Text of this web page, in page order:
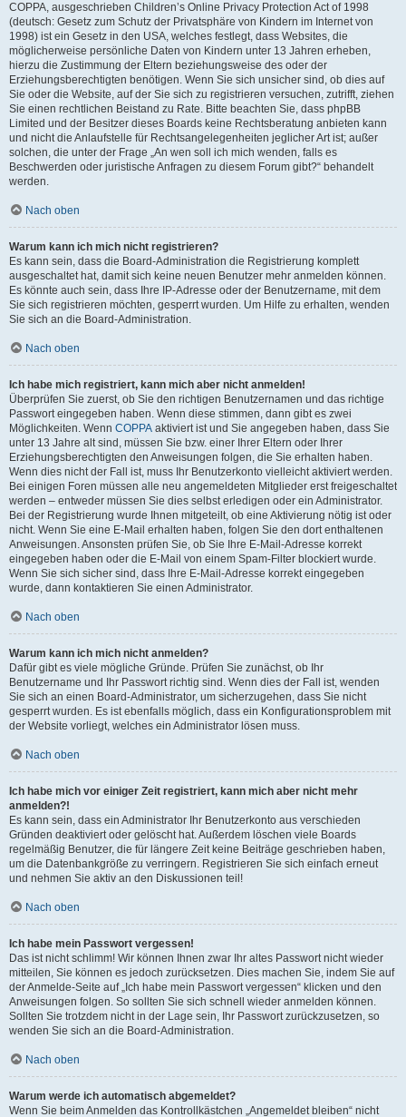
COPPA, ausgeschrieben Children’s Online Privacy Protection Act of 1998
(deutsch: Gesetz zum Schutz der Privatsphäre von Kindern im Internet von
1998) ist ein Gesetz in den USA, welches festlegt, dass Websites, die
möglicherweise persönliche Daten von Kindern unter 13 Jahren erheben,
hierzu die Zustimmung der Eltern beziehungsweise des oder der
Erziehungsberechtigten benötigen. Wenn Sie sich unsicher sind, ob dies auf
Sie oder die Website, auf der Sie sich zu registrieren versuchen, zutrifft, ziehen
Sie einen rechtlichen Beistand zu Rate. Bitte beachten Sie, dass phpBB
Limited und der Besitzer dieses Boards keine Rechtsberatung anbieten kann
und nicht die Anlaufstelle für Rechtsangelegenheiten jeglicher Art ist; außer
solchen, die unter der Frage „An wen soll ich mich wenden, falls es
Beschwerden oder juristische Anfragen zu diesem Forum gibt?“ behandelt
werden.
Nach oben
Warum kann ich mich nicht registrieren?
Es kann sein, dass die Board-Administration die Registrierung komplett
ausgeschaltet hat, damit sich keine neuen Benutzer mehr anmelden können.
Es könnte auch sein, dass Ihre IP-Adresse oder der Benutzername, mit dem
Sie sich registrieren möchten, gesperrt wurden. Um Hilfe zu erhalten, wenden
Sie sich an die Board-Administration.
Nach oben
Ich habe mich registriert, kann mich aber nicht anmelden!
Überprüfen Sie zuerst, ob Sie den richtigen Benutzernamen und das richtige
Passwort eingegeben haben. Wenn diese stimmen, dann gibt es zwei
Möglichkeiten. Wenn COPPA aktiviert ist und Sie angegeben haben, dass Sie
unter 13 Jahre alt sind, müssen Sie bzw. einer Ihrer Eltern oder Ihrer
Erziehungsberechtigten den Anweisungen folgen, die Sie erhalten haben.
Wenn dies nicht der Fall ist, muss Ihr Benutzerkonto vielleicht aktiviert werden.
Bei einigen Foren müssen alle neu angemeldeten Mitglieder erst freigeschaltet
werden – entweder müssen Sie dies selbst erledigen oder ein Administrator.
Bei der Registrierung wurde Ihnen mitgeteilt, ob eine Aktivierung nötig ist oder
nicht. Wenn Sie eine E-Mail erhalten haben, folgen Sie den dort enthaltenen
Anweisungen. Ansonsten prüfen Sie, ob Sie Ihre E-Mail-Adresse korrekt
eingegeben haben oder die E-Mail von einem Spam-Filter blockiert wurde.
Wenn Sie sich sicher sind, dass Ihre E-Mail-Adresse korrekt eingegeben
wurde, dann kontaktieren Sie einen Administrator.
Nach oben
Warum kann ich mich nicht anmelden?
Dafür gibt es viele mögliche Gründe. Prüfen Sie zunächst, ob Ihr
Benutzername und Ihr Passwort richtig sind. Wenn dies der Fall ist, wenden
Sie sich an einen Board-Administrator, um sicherzugehen, dass Sie nicht
gesperrt wurden. Es ist ebenfalls möglich, dass ein Konfigurationsproblem mit
der Website vorliegt, welches ein Administrator lösen muss.
Nach oben
Ich habe mich vor einiger Zeit registriert, kann mich aber nicht mehr
anmelden?!
Es kann sein, dass ein Administrator Ihr Benutzerkonto aus verschieden
Gründen deaktiviert oder gelöscht hat. Außerdem löschen viele Boards
regelmäßig Benutzer, die für längere Zeit keine Beiträge geschrieben haben,
um die Datenbankgröße zu verringern. Registrieren Sie sich einfach erneut
und nehmen Sie aktiv an den Diskussionen teil!
Nach oben
Ich habe mein Passwort vergessen!
Das ist nicht schlimm! Wir können Ihnen zwar Ihr altes Passwort nicht wieder
mitteilen, Sie können es jedoch zurücksetzen. Dies machen Sie, indem Sie auf
der Anmelde-Seite auf „Ich habe mein Passwort vergessen“ klicken und den
Anweisungen folgen. So sollten Sie sich schnell wieder anmelden können.
Sollten Sie trotzdem nicht in der Lage sein, Ihr Passwort zurückzusetzen, so
wenden Sie sich an die Board-Administration.
Nach oben
Warum werde ich automatisch abgemeldet?
Wenn Sie beim Anmelden das Kontrollkästchen „Angemeldet bleiben“ nicht